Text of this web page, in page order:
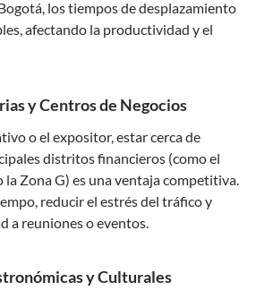
los tiempos de desplazamiento
afectando la productividad y el
y Centros de Negocios
o el expositor, estar cerca de
distritos financieros (como el
Zona G) es una ventaja competitiva.
reducir el estrés del tráfico y
a reuniones o eventos.
y Culturales